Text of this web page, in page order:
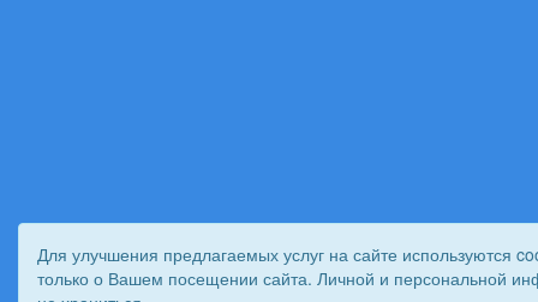
Для улучшения предлагаемых услуг на сайте используются
только о Вашем посещении сайта. Личной и персональной